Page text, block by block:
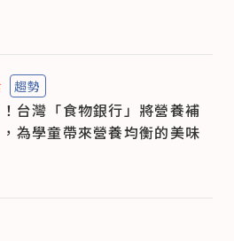
趨勢
台灣「食物銀行」將營養補
為學童帶來營養均衡的美味